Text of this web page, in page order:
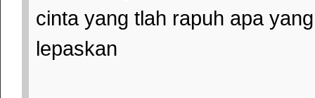
cinta yang tlah rapuh apa
lepaskan